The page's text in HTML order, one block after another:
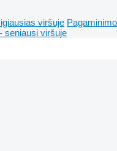
viršuje Pagaminimo
seniausi viršuje